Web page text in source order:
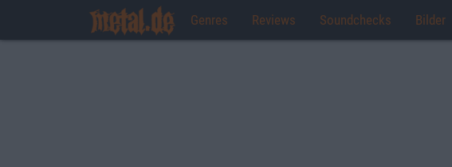
Genres Reviews Soundchecks Bilder